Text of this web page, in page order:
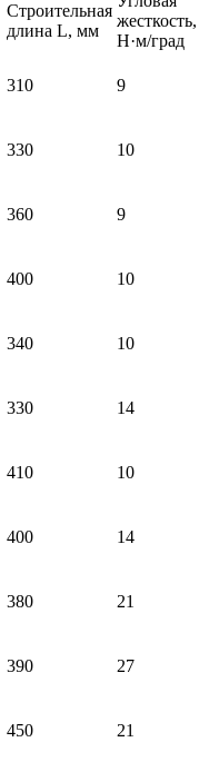
Строительная
длина L, мм
жесткость,
Н·м/град
310 9
330 10
360 9
400 10
340 10
330 14
410 10
400 14
380 21
390 27
450 21